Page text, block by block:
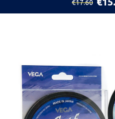
€17.60